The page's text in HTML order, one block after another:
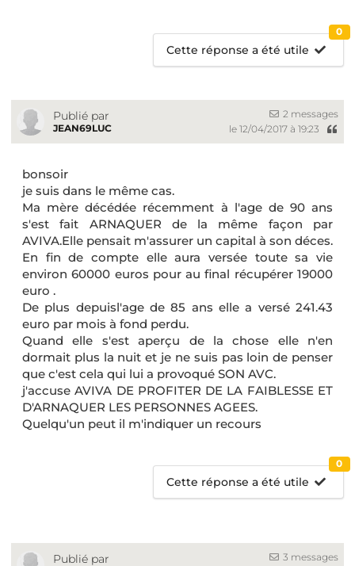
Cette réponse a été utile
0
Publié par
JEAN69LUC
2 messages
le 12/04/2017 à 19:23
bonsoir
je suis dans le même cas.
Ma mère décédée récemment à l'age de 90 ans
s'est fait ARNAQUER de la même façon par
AVIVA.Elle pensait m'assurer un capital à son déces.
En fin de compte elle aura versée toute sa vie
environ 60000 euros pour au final récupérer 19000
euro .
De plus depuisl'age de 85 ans elle a versé 241.43
euro par mois à fond perdu.
Quand elle s'est aperçu de la chose elle n'en
dormait plus la nuit et je ne suis pas loin de penser
que c'est cela qui lui a provoqué SON AVC.
j'accuse AVIVA DE PROFITER DE LA FAIBLESSE ET
D'ARNAQUER LES PERSONNES AGEES.
Quelqu'un peut il m'indiquer un recours
Cette réponse a été utile
0
Publié par
3 messages